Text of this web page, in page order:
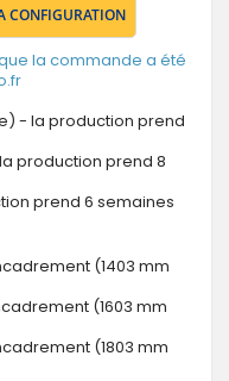
CONFIGURATION
la commande a été
- la production prend
production prend 8
prend 6 semaines
(1403 mm
(1603 mm
(1803 mm